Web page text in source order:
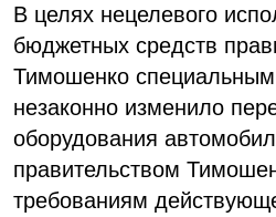
В целях нецелевого
бюджетных средств
Тимошенко
незаконно изменило
оборудования
правительством
требованиям